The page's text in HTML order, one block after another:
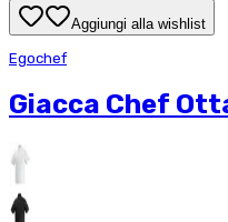
Aggiungi alla wishlist
Egochef
Giacca Chef